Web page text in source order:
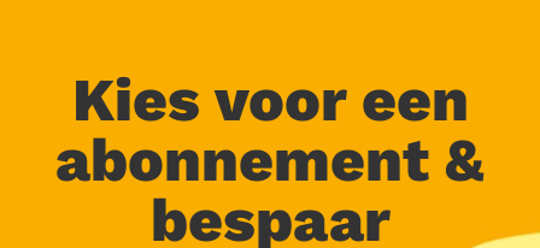
Kies voor een
abonnement &
bespaar